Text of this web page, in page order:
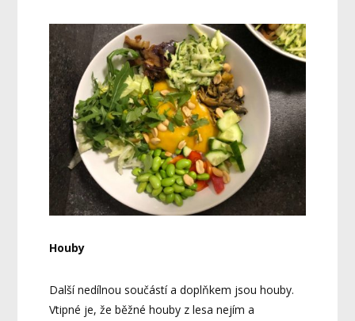
Houby
Další nedílnou součástí a doplňkem jsou houby.
Vtipné je, že běžné houby z lesa nejím a